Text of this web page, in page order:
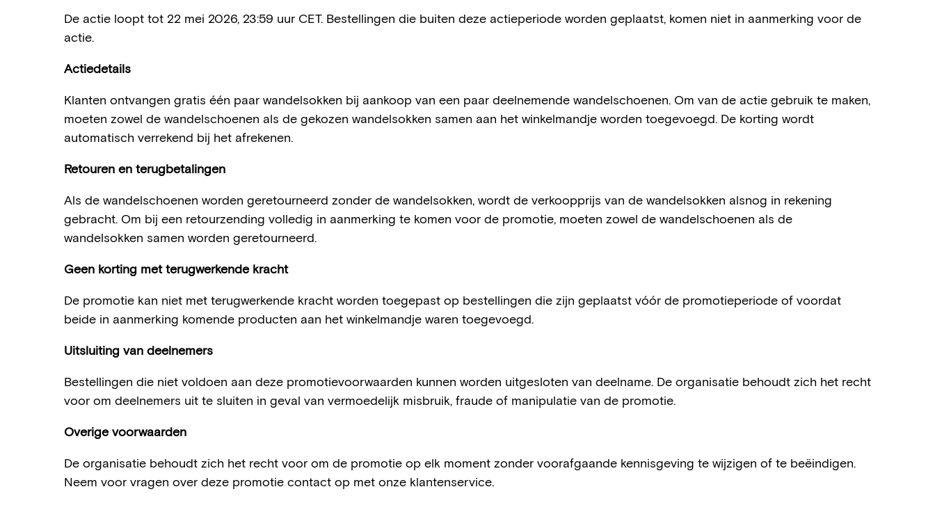
Pantoffels Sokken
De actie loopt tot 22 mei 2026, 23:59 uur CET. Bestellingen die buiten deze actieperiode worden geplaatst, komen niet in aanmerking voor de
actie.
Actiedetails
Klanten ontvangen gratis één paar wandelsokken bij aankoop van een paar deelnemende wandelschoenen. Om van de actie gebruik te maken,
moeten zowel de wandelschoenen als de gekozen wandelsokken samen aan het winkelmandje worden toegevoegd. De korting wordt
automatisch verrekend bij het afrekenen.
Retouren en terugbetalingen
Als de wandelschoenen worden geretourneerd zonder de wandelsokken, wordt de verkoopprijs van de wandelsokken alsnog in rekening
gebracht. Om bij een retourzending volledig in aanmerking te komen voor de promotie, moeten zowel de wandelschoenen als de
wandelsokken samen worden geretourneerd.
Geen korting met terugwerkende kracht
De promotie kan niet met terugwerkende kracht worden toegepast op bestellingen die zijn geplaatst vóór de promotieperiode of voordat
beide in aanmerking komende producten aan het winkelmandje waren toegevoegd.
Uitsluiting van deelnemers
Bestellingen die niet voldoen aan deze promotievoorwaarden kunnen worden uitgesloten van deelname. De organisatie behoudt zich het recht
voor om deelnemers uit te sluiten in geval van vermoedelijk misbruik, fraude of manipulatie van de promotie.
Overige voorwaarden
De organisatie behoudt zich het recht voor om de promotie op elk moment zonder voorafgaande kennisgeving te wijzigen of te beëindigen.
Neem voor vragen over deze promotie contact op met onze klantenservice.